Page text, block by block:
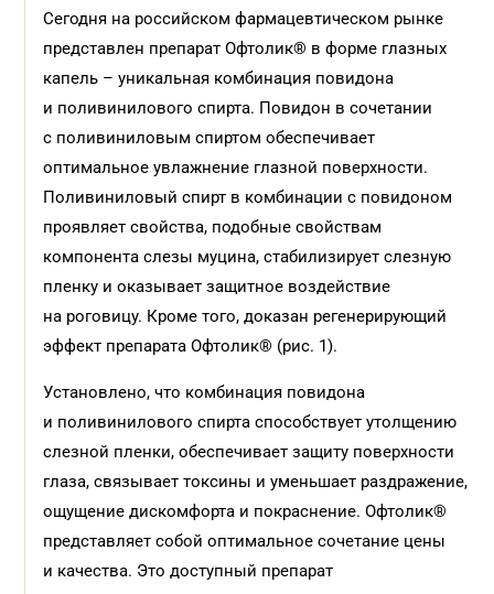
Сегодня на российском фармацевтическом рынке
представлен препарат Офтолик® в форме глазных
капель – уникальная комбинация повидона
и поливинилового спирта. Повидон в сочетании
с поливиниловым спиртом обеспечивает
оптимальное увлажнение глазной поверхности.
Поливиниловый спирт в комбинации с повидоном
проявляет свойства, подобные свойствам
компонента слезы муцина, стабилизирует слезную
пленку и оказывает защитное воздействие
на роговицу. Кроме того, доказан регенерирующий
эффект препарата Офтолик® (рис. 1).
Установлено, что комбинация повидона
и поливинилового спирта способствует утолщению
слезной пленки, обеспечивает защиту поверхности
глаза, связывает токсины и уменьшает раздражение,
ощущение дискомфорта и покраснение. Офтолик®
представляет собой оптимальное сочетание цены
и качества. Это доступный препарат